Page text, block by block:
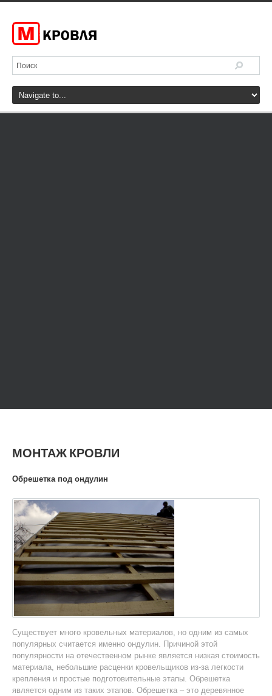
МОНТАЖ КРОВЛИ
Обрешетка под ондулин
Существует много кровельных материалов, но одним из самых
популярных считается именно ондулин. Причиной этой
популярности на отечественном рынке является низкая стоимость
материала, небольшие расценки кровельщиков из-за легкости
крепления и простые подготовительные этапы. Обрешетка
является одним из таких этапов. Обрешетка – это деревянное